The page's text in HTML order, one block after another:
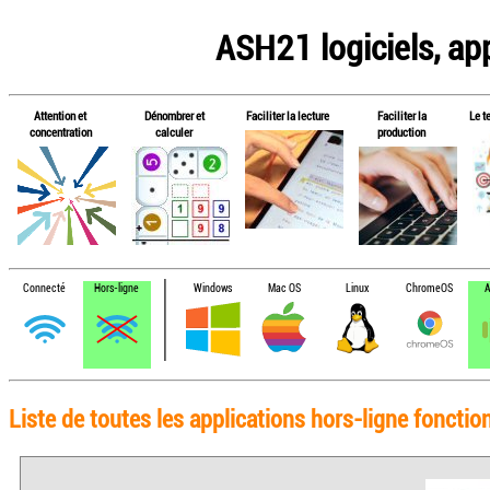
ASH21 logiciels,
Attention et
concentration
Dénombrer et
calculer
Faciliter la lecture
Faciliter la
production
Le
Connecté Hors-ligne Windows Mac OS Linux ChromeOS
Liste de toutes les applications hors-ligne